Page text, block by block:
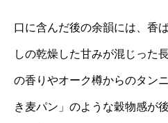
口に含んだ後の余韻には、香
しの乾燥した甘みが混じった
の香りやオーク樽からのタン
き麦パン」のような穀物感が